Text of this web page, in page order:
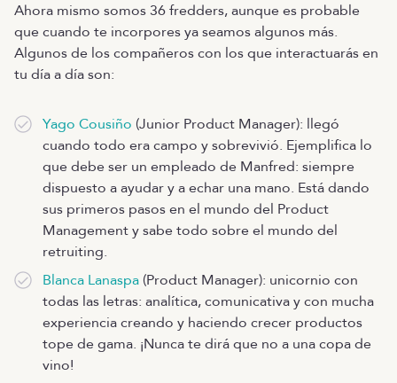
Ahora mismo somos 36 fredders, aunque es probable
que cuando te incorpores ya seamos algunos más.
Algunos de los compañeros con los que interactuarás en
tu día a día son:
Yago Cousiño (Junior Product Manager): llegó
cuando todo era campo y sobrevivió. Ejemplifica lo
que debe ser un empleado de Manfred: siempre
dispuesto a ayudar y a echar una mano. Está dando
sus primeros pasos en el mundo del Product
Management y sabe todo sobre el mundo del
retruiting.
Blanca Lanaspa (Product Manager): unicornio con
todas las letras: analítica, comunicativa y con mucha
experiencia creando y haciendo crecer productos
tope de gama. ¡Nunca te dirá que no a una copa de
vino!